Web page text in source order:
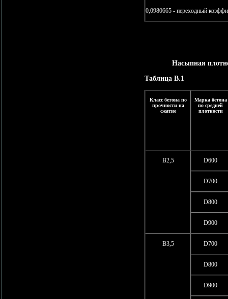
0,0980665 - переходный
Насыпная
Таблица В.1
Класс бетона по
прочности на
сжатие
Марка бетона
по средней
плотности
В2,5 D600
D700
D800
D900
В3,5 D700
D800
D900